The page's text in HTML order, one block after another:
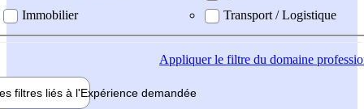
Immobilier
Transport / Logistique
Appliquerle filtre du domaine
filtres liés à l'Expérience demandée